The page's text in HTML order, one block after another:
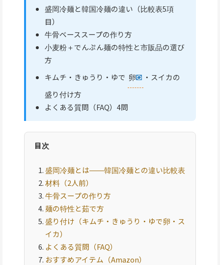
盛岡冷麺と韓国冷麺の違い（比較表5項
目）
牛骨ベーススープの作り方
小麦粉＋でんぷん麺の特性と市販品の選び
方
キムチ・きゅうり・ゆで 卵
・スイカの
盛り付け方
よくある質問（FAQ）4問
目次
盛岡冷麺とは――韓国冷麺との違い比較表
材料（2人前）
牛骨スープの作り方
麺の特性と茹で方
盛り付け（キムチ・きゅうり・ゆで卵・ス
イカ）
よくある質問（FAQ）
おすすめアイテム（Amazon）